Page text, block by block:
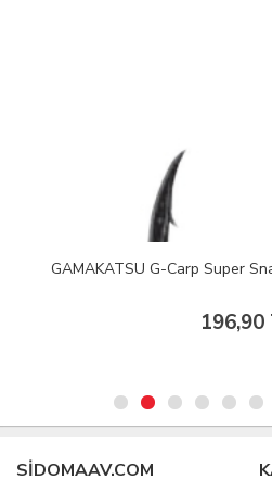
GAMAKATSU G-Carp Super
196,90
SIDOMAAV.COM